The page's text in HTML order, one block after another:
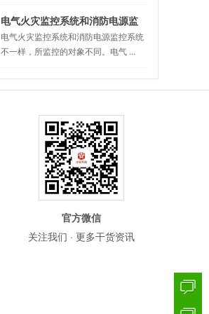
电气火灾监控系统和消防电源监
控系统是一样的吗？
电气火灾监控系统和消防电源监控系统
不一样，所监控的对象不同。电气 ...
官方微信
关注我们 · 更多干货资讯